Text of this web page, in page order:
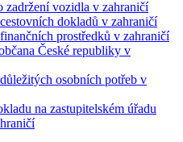
zadržení vozidla v zahraničí
dokladů v zahraničí
prostředků v zahraničí
České republiky v
osobních potřeb v
na zastupitelském úřadu